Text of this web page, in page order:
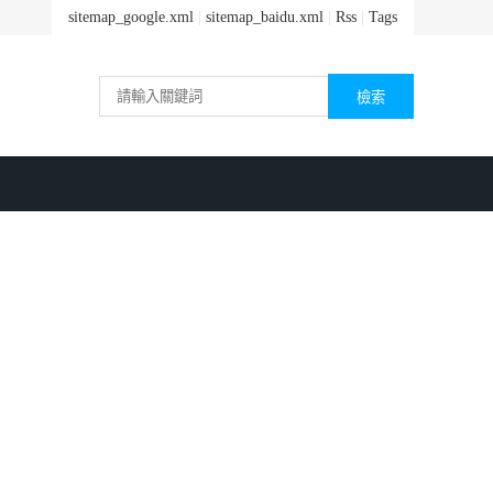
sitemap_google.xml sitemap_baidu.xml Rss Tags